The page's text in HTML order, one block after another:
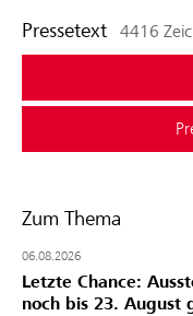
Pressetext 4416
Zum Thema
06.08.2026
Letzte Chance:
noch bis 23. August